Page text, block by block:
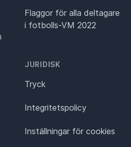
Flaggor för alla deltagare
i fotbolls-VM 2022
JURIDISK
Tryck
Integritetspolicy
Inställningar för cookies